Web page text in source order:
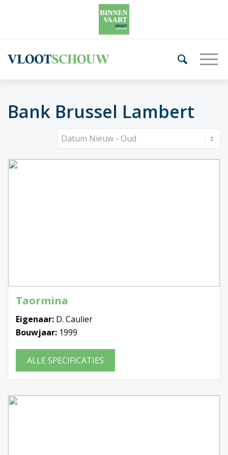
Bank Brussel Lambert
Taormina
Eigenaar: D. Caulier
Bouwjaar: 1999
ALLE SPECIFICATIES